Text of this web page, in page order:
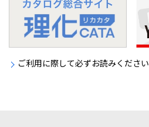
ご利用に際して必ずお読みください